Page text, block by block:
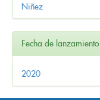
Niñez
Fecha de lanzamiento
2020